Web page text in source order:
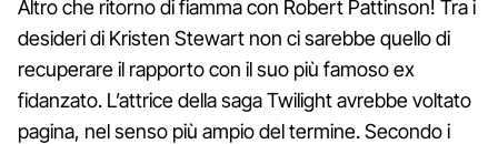
Altro che ritorno di fiamma con Robert Pattinson! Tra i
desideri di Kristen Stewart non ci sarebbe quello di
recuperare il rapporto con il suo più famoso ex
fidanzato. L’attrice della saga Twilight avrebbe voltato
pagina, nel senso più ampio del termine. Secondo i